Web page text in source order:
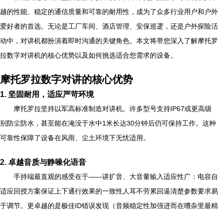
越的性能、稳定的通信质量和可靠的耐用性，成为了众多行业用户和户外
爱好者的首选。无论是工厂车间、酒店管理、安保巡逻，还是户外探险活
动中，对讲机都扮演着即时沟通的关键角色。本文将带您深入了解摩托罗
拉数字对讲机的核心优势以及如何挑选适合您需求的设备。
摩托罗拉数字对讲的核心优势
1. 坚固耐用，适应严苛环境
摩托罗拉坚持以军高标准制造对讲机。许多型号支持IP67或更高级
别防尘防水，甚至能在淹没于水中1米长达30分钟后仍可保持工作。这种
可靠性保障了设备在风雨、尘土环境下无忧适用。
2. 卓越音质与静噪化语音
手持端最直观的感受在于——讲扩音、大音量输入适应性广：电容自
适应回授方案保证上下通行效果的一致性人耳不劳累回逼清楚参数要求易
于调节。更卓越的是极佳ID错误发现（音频稳定性加强进而在嘈杂里最精